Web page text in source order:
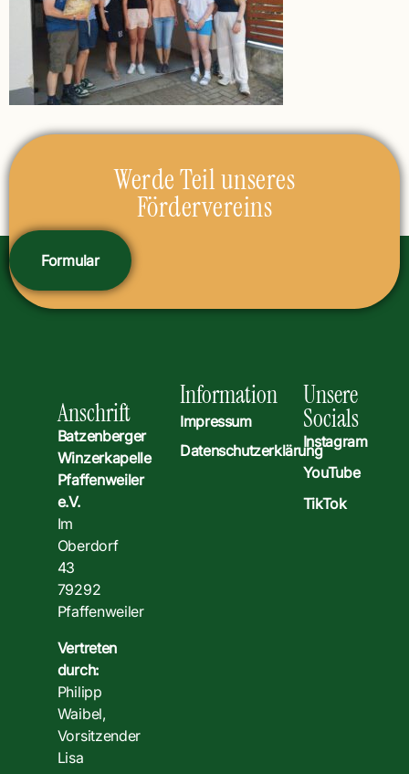
Werde Teil unseres
Fördervereins
Formular
Anschrift
Batzenberger
Winzerkapelle
Pfaffenweiler
e.V.
Im
Oberdorf
43
79292
Pfaffenweiler
Vertreten
durch:
Philipp
Waibel,
Vorsitzender
Lisa
Information
Impressum
Datenschutzerklärung
Unsere
Socials
Instagram
YouTube
TikTok